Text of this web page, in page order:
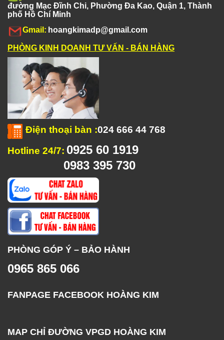
đường Mạc Đĩnh Chi, Phường Đa Kao, Quận 1, Thành
phố Hồ Chí Minh
Gmail: hoangkimadp@gmail.com
PHÒNG KINH DOANH TƯ VẤN - BÁN HÀNG
Điện thoại bàn :024 666 44 768
Hotline 24/7: 0925 60 1919
0983 395 730
PHÒNG GÓP Ý – BẢO HÀNH
0965 865 066
FANPAGE FACEBOOK HOÀNG KIM
MAP CHỈ ĐƯỜNG VPGD HOÀNG KIM